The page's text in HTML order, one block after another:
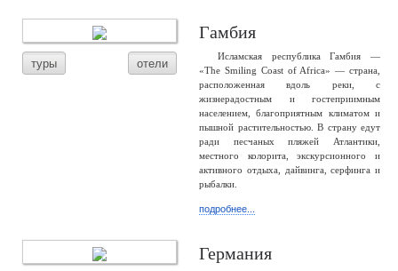
туры отели
Гамбия
Исламская республика Гамбия —
«The Smiling Coast of Africa» — страна,
расположенная вдоль реки, с
жизнерадостным и гостеприимным
населением, благоприятным климатом и
пышной растительностью. В страну едут
ради песчаных пляжей Атлантики,
местного колорита, экскурсионного и
активного отдыха, дайвинга, серфинга и
рыбалки.
подробнее...
Германия